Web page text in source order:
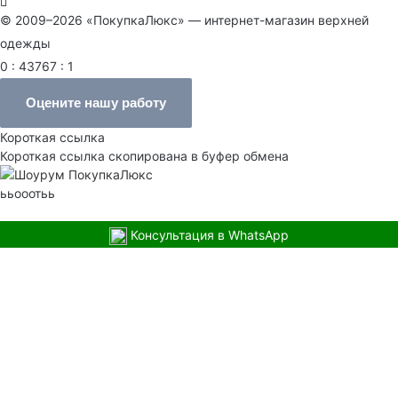
© 2009–2026 «ПокупкаЛюкс» — интернет-магазин верхней
одежды
0 : 43767 : 1
Оцените нашу работу
Короткая ссылка
Короткая ссылка скопирована в буфер обмена
ььооотьь
Консультация в WhatsApp